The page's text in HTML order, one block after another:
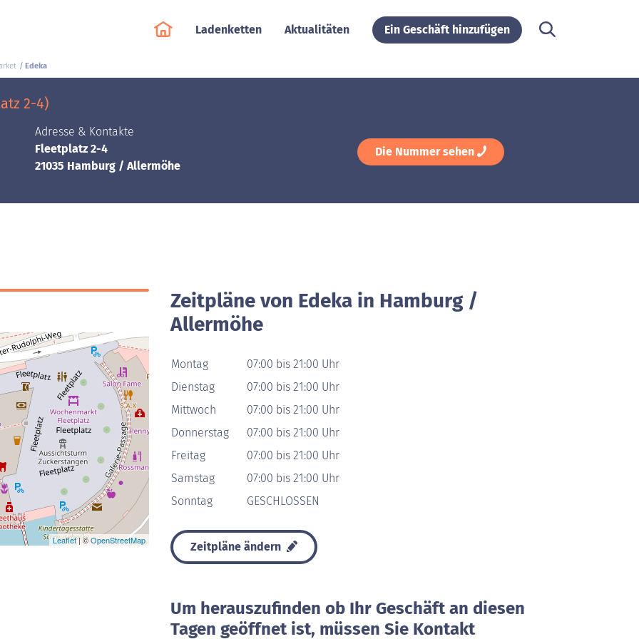
Ladenketten Aktualitäten Ein Geschäft hinzufügen
Edeka
2-4)
Adresse & Kontakte
Fleetplatz 2-4
21035 Hamburg / Allermöhe
Die Nummer sehen
Leaflet| ©OpenStreetMap
Zeitpläne von Edeka in Hamburg /
Allermöhe
Montag
07:00 bis 21:00 Uhr
Dienstag
07:00 bis 21:00 Uhr
Mittwoch
07:00 bis 21:00 Uhr
Donnerstag
07:00 bis 21:00 Uhr
Freitag
07:00 bis 21:00 Uhr
Samstag
07:00 bis 21:00 Uhr
Sonntag
GESCHLOSSEN
Zeitpläne ändern
Um herauszufinden ob Ihr Geschäft an diesen
Tagen geöffnet ist, müssen Sie Kontakt